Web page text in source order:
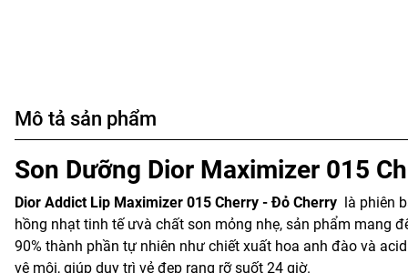
Mô tả sản phẩm
Son Dưỡng Dior Maximizer 015
Dior Addict Lip Maximizer 015 Cherry - Đỏ Cherry
là phiên
hồng nhạt tinh tế ưvà chất son mỏng nhẹ, sản phẩm mang
90% thành phần tự nhiên như chiết xuất hoa anh đào và
vệ môi, giúp duy trì vẻ đẹp rạng rỡ suốt 24 giờ.